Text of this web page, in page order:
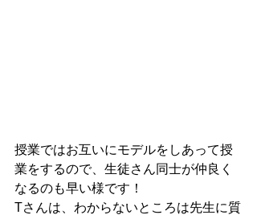
授業ではお互いにモデルをしあって授
業をするので、生徒さん同士が仲良く
なるのも早い様です！
Tさんは、わからないところは先生に質